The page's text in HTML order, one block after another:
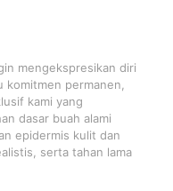
mengekspresikan diri
permanen,
kami yang
dasar buah alami
epidermis kulit dan
serta tahan lama